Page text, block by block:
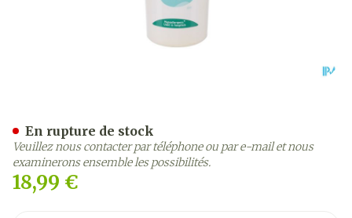
18,99 €
En rupture de stock
Veuillez nous contacter par téléphone ou par e-mail et nous
examinerons ensemble les possibilités.